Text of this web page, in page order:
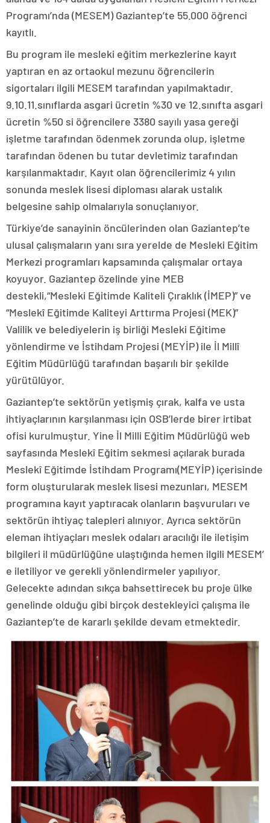
Programı’nda (MESEM) Gaziantep’te 55.000 öğrenci
kayıtlı.
Bu program ile mesleki eğitim merkezlerine kayıt
yaptıran en az ortaokul mezunu öğrencilerin
sigortaları ilgili MESEM tarafından yapılmaktadır.
9.10.11.sınıflarda asgari ücretin %30 ve 12.sınıfta asgari
ücretin %50 si öğrencilere 3380 sayılı yasa gereği
işletme tarafından ödenmek zorunda olup, işletme
tarafından ödenen bu tutar devletimiz tarafından
karşılanmaktadır. Kayıt olan öğrencilerimiz 4 yılın
sonunda meslek lisesi diploması alarak ustalık
belgesine sahip olmalarıyla sonuçlanıyor.
Türkiye’de sanayinin öncülerinden olan Gaziantep’te
ulusal çalışmaların yanı sıra yerelde de Mesleki Eğitim
Merkezi programları kapsamında çalışmalar ortaya
koyuyor. Gaziantep özelinde yine MEB
destekli,“Mesleki Eğitimde Kaliteli Çıraklık (İMEP)” ve
“Meslekî Eğitimde Kaliteyi Arttırma Projesi (MEK)”
Valilik ve belediyelerin iş birliği Mesleki Eğitime
yönlendirme ve İstihdam Projesi (MEYİP) ile İl Millî
Eğitim Müdürlüğü tarafından başarılı bir şekilde
yürütülüyor.
Gaziantep’te sektörün yetişmiş çırak, kalfa ve usta
ihtiyaçlarının karşılanması için OSB’lerde birer irtibat
ofisi kurulmuştur. Yine İl Milli Eğitim Müdürlüğü web
sayfasında Meslekî Eğitim sekmesi açılarak burada
Meslekî Eğitimde İstihdam Programı(MEYİP) içerisinde
form oluşturularak meslek lisesi mezunları, MESEM
programına kayıt yaptıracak olanların başvuruları ve
sektörün ihtiyaç talepleri alınıyor. Ayrıca sektörün
eleman ihtiyaçları meslek odaları aracılığı ile iletişim
bilgileri il müdürlüğüne ulaştığında hemen ilgili MESEM’
e iletiliyor ve gerekli yönlendirmeler yapılıyor.
Gelecekte adından sıkça bahsettirecek bu proje ülke
genelinde olduğu gibi birçok destekleyici çalışma ile
Gaziantep’te de kararlı şekilde devam etmektedir.